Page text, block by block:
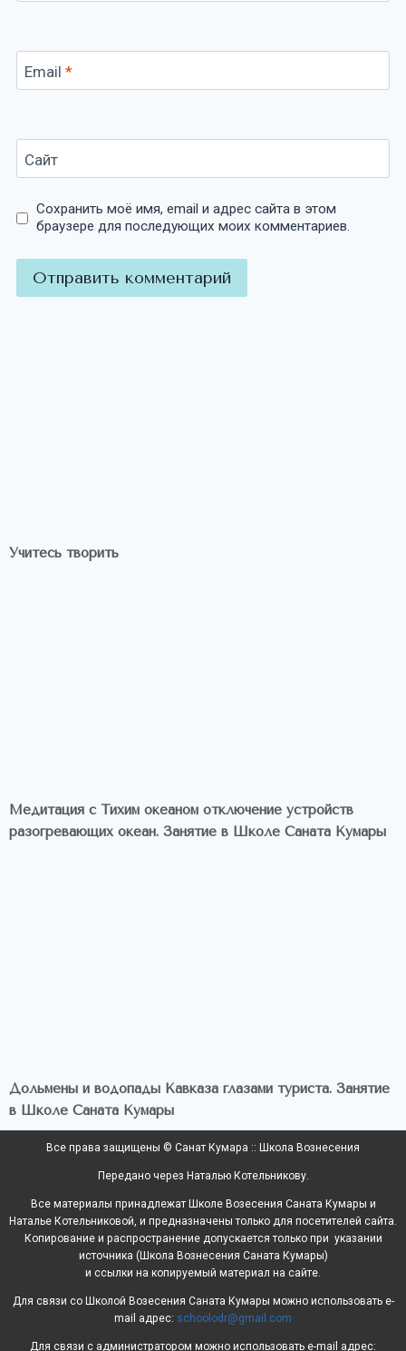
Email *
Сайт
Сохранить моё имя, email и адрес сайта в этом
браузере для последующих моих комментариев.
Учитесь творить
Медитация с Тихим океаном отключение устройств
разогревающих океан. Занятие в Школе Саната Кумары
Дольмены и водопады Кавказа глазами туриста. Занятие
в Школе Саната Кумары
Все права защищены © Санат Кумара :: Школа Вознесения
Передано через Наталью Котельникову.
Все материалы принадлежат Школе Возесения Саната Кумары и
Наталье Котельниковой, и предназначены только для посетителей сайта.
Копирование и распространение допускается только при указании
источника (Школа Вознесения Саната Кумары)
и ссылки на копируемый материал на сайте.
Для связи со Школой Возесения Саната Кумары можно использовать e-
mail адрес: schoolodr@gmail.com
Для связи с администратором можно использовать e-mail адрес: